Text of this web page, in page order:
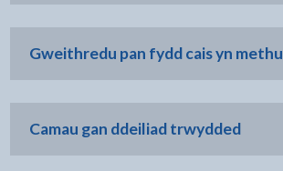
Gweithredu pan fydd cais yn methu
Camau gan ddeiliad trwydded